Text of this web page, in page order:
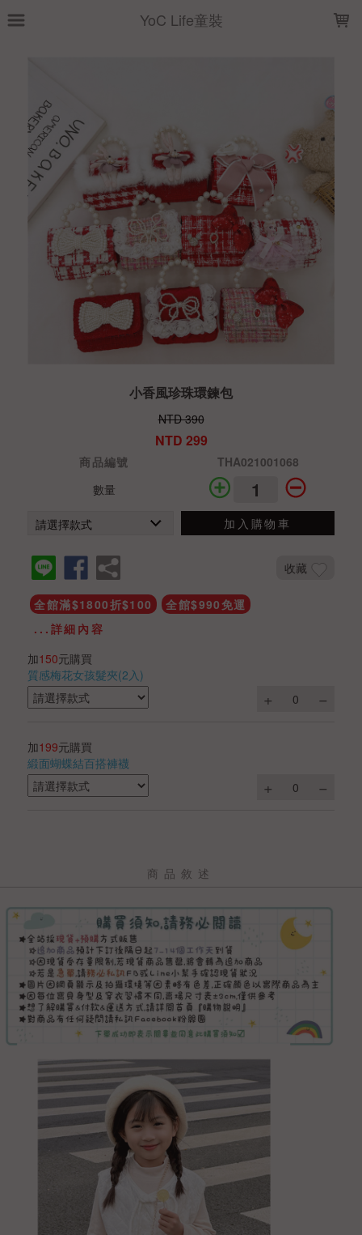
YoC Life童裝
小香風珍珠環鍊包
NTD 390
NTD 299
商品編號
THA021001068
數量
加入購物車
收藏
全館滿$1800折$100
全館$990免運
...詳細內容
加150元購買
質感梅花女孩髮夾(2入)
加199元購買
緞面蝴蝶結百搭褲襪
商品敘述